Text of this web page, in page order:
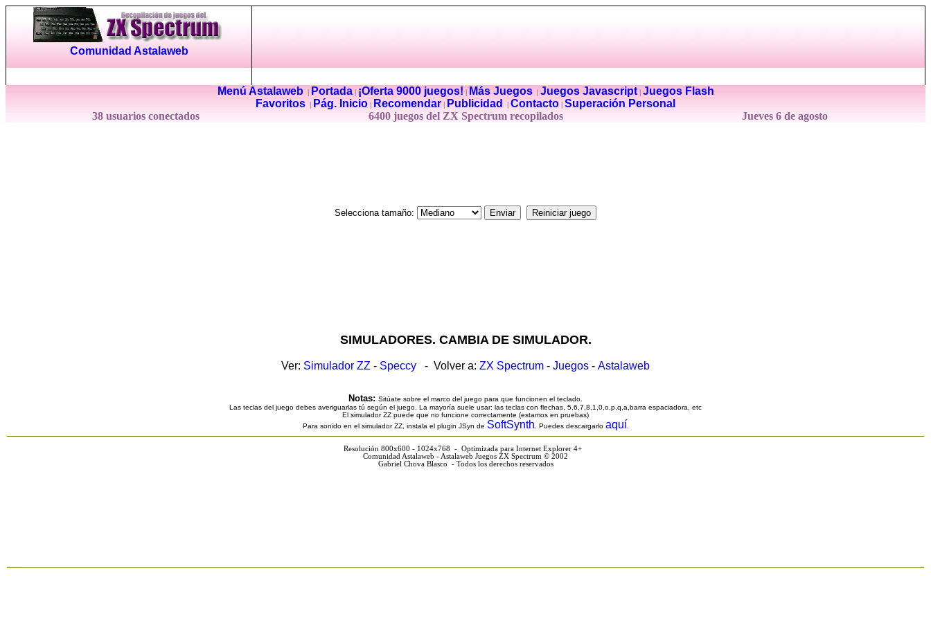
Comunidad Astalaweb
Menú Astalaweb| Portada| ¡Oferta 9000 juegos! Más Juegos| Juegos Javascript| Juegos Flash
Favoritos
Pág. Inicio Recomendar Publicidad Contacto Superación Personal
38 usuarios conectados
6400 juegos del ZX Spectrum recopilados Jueves 6 de agosto
Selecciona tamaño:
SIMULADORES. CAMBIA DE SIMULADOR.
Ver: Simulador ZZ - Speccy - Volver a: ZX Spectrum - Juegos - Astalaweb
Notas: Sitúate sobre el marco del juego para que funcionen el teclado.
Las teclas del juego debes averiguarlas tú según el juego. La mayoría suele usar: las teclas con flechas, 5,6,7,8,1,0,o,p,q,a,barra espaciadora, etc
El simulador ZZ puede que no funcione correctamente (estamos en pruebas)
Para sonido en el simulador ZZ, instala el plugin JSyn de SoftSynth . Puedes descargarlo aquí
Resolución 800x600 - 1024x768 - Optimizada para Internet Explorer 4+
Comunidad Astalaweb - Astalaweb Juegos ZX Spectrum © 2002
Gabriel Chova Blasco - Todos los derechos reservados